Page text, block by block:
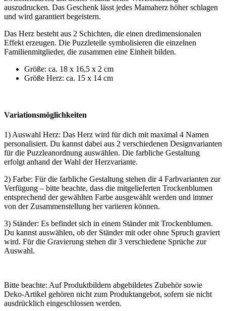
auszudrucken. Das Geschenk lässt jedes Mamaherz höher schlagen
und wird garantiert begeistern.
Das Herz besteht aus 2 Schichten, die einen dredimensionalen
Effekt erzeugen. Die Puzzleteile symbolisieren die einzelnen
Familienmitglieder, die zusammen eine Einheit bilden.
Größe: ca. 18 x 16,5 x 2 cm
Größe Herz: ca. 15 x 14 cm
Variationsmöglichkeiten
1) Auswahl Herz: Das Herz wird für dich mit maximal 4 Namen
personalisiert. Du kannst dabei aus 2 verschiedenen Designvarianten
für die Puzzleanordnung auswählen. Die farbliche Gestaltung
erfolgt anhand der Wahl der Herzvariante.
2) Farbe: Für die farbliche Gestaltung stehen dir 4 Farbvarianten zur
Verfügung – bitte beachte, dass die mitgelieferten Trockenblumen
entsprechend der gewählten Farbe ausgewählt werden und immer
von der Zusammenstellung her variieren können.
3) Ständer: Es befindet sich in einem Ständer mit Trockenblumen.
Du kannst auswählen, ob der Ständer mit oder ohne Spruch graviert
wird. Für die Gravierung stehen dir 3 verschiedene Sprüche zur
Auswahl.
Bitte beachte: Auf Produktbildern abgebildetes Zubehör sowie
Deko-Artikel gehören nicht zum Produktangebot, sofern sie nicht
ausdrücklich eingeschlossen werden.